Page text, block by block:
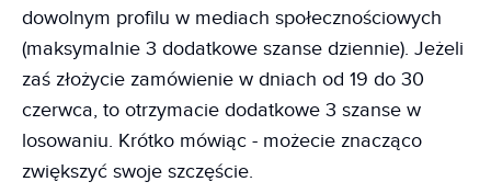
dowolnym profilu w mediach społecznościowych
(maksymalnie 3 dodatkowe szanse dziennie). Jeżeli
zaś złożycie zamówienie w dniach od 19 do 30
czerwca, to otrzymacie dodatkowe 3 szanse w
losowaniu. Krótko mówiąc - możecie znacząco
zwiększyć swoje szczęście.